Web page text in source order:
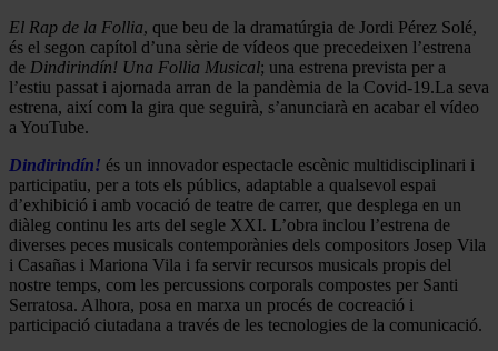
El Rap de la Follia, que beu de la dramatúrgia de Jordi Pérez Solé,
és el segon capítol d’una sèrie de vídeos que precedeixen l’estrena
de Dindirindín! Una Follia Musical; una estrena prevista per a
l’estiu passat i ajornada arran de la pandèmia de la Covid-19.La seva
estrena, així com la gira que seguirà, s’anunciarà en acabar el vídeo
a YouTube.
Dindirindín! és un innovador espectacle escènic multidisciplinari i
participatiu, per a tots els públics, adaptable a qualsevol espai
d’exhibició i amb vocació de teatre de carrer, que desplega en un
diàleg continu les arts del segle XXI. L’obra inclou l’estrena de
diverses peces musicals contemporànies dels compositors Josep Vila
i Casañas i Mariona Vila i fa servir recursos musicals propis del
nostre temps, com les percussions corporals compostes per Santi
Serratosa. Alhora, posa en marxa un procés de cocreació i
participació ciutadana a través de les tecnologies de la comunicació.